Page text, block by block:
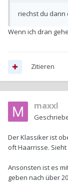
riechst du dann
Wenn ich dran
Zitieren
maxxl
Der Klassiker ist
oft Haarrisse.
Ansonsten ist es
geben nach über